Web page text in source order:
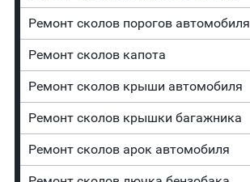
Ремонт сколов порогов автомобиля
Ремонт сколов капота
Ремонт сколов крыши автомобиля
Ремонт сколов крышки багажника
Ремонт сколов арок автомобиля